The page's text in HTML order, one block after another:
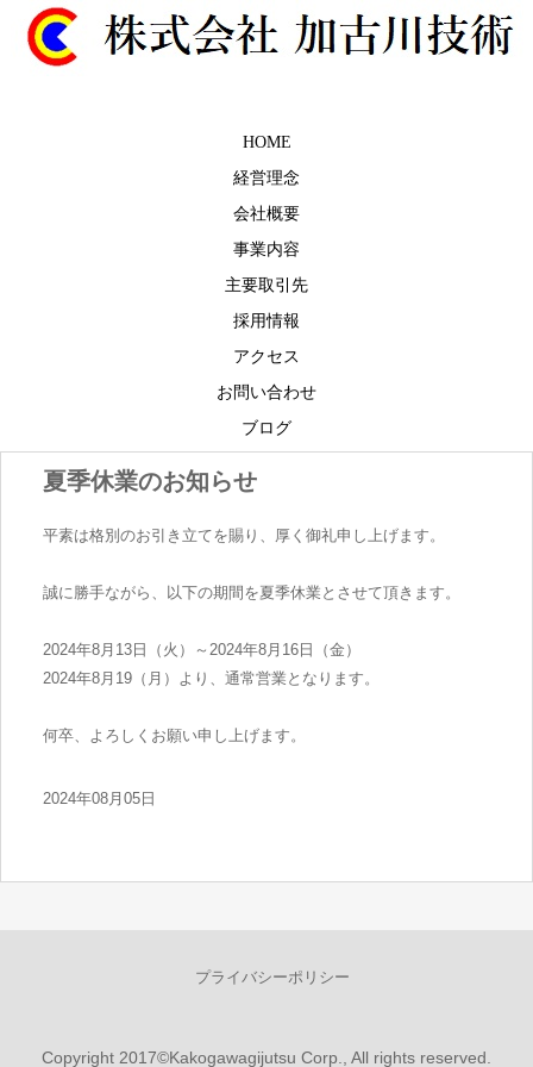
HOME
経営理念
会社概要
事業内容
主要取引先
採用情報
アクセス
お問い合わせ
ブログ
夏季休業のお知らせ
平素は格別のお引き立てを賜り、厚く御礼申し上げます。
誠に勝手ながら、以下の期間を夏季休業とさせて頂きます。
2024年8月13日（火）～2024年8月16日（金）
2024年8月19（月）より、通常営業となります。
何卒、よろしくお願い申し上げます。
2024年08月05日
プライバシーポリシー
Copyright 2017©Kakogawagijutsu Corp., All rights reserved.